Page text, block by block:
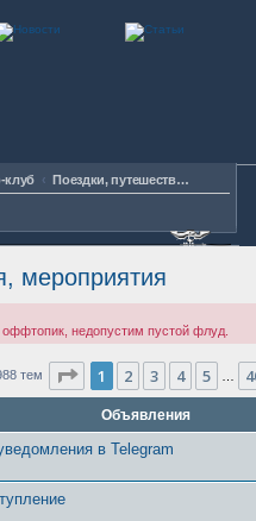
клуб
Поездки, путешествия, мероприятия
мероприятия
недопустим пустой флуд.
тем Страница из 40
1 2 3 4 5
Объявления
в Telegram